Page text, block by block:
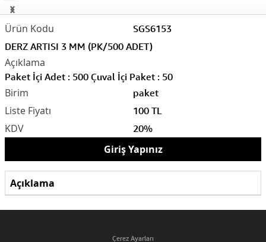
SGS6153
DERZ ARTISI 3 MM (PK/500 ADET)
Paket İçi Adet : 500 Çuval İçi Paket : 50
paket
100 TL
20%
Giriş Yapınız
Açıklama
Çerez Ayarları